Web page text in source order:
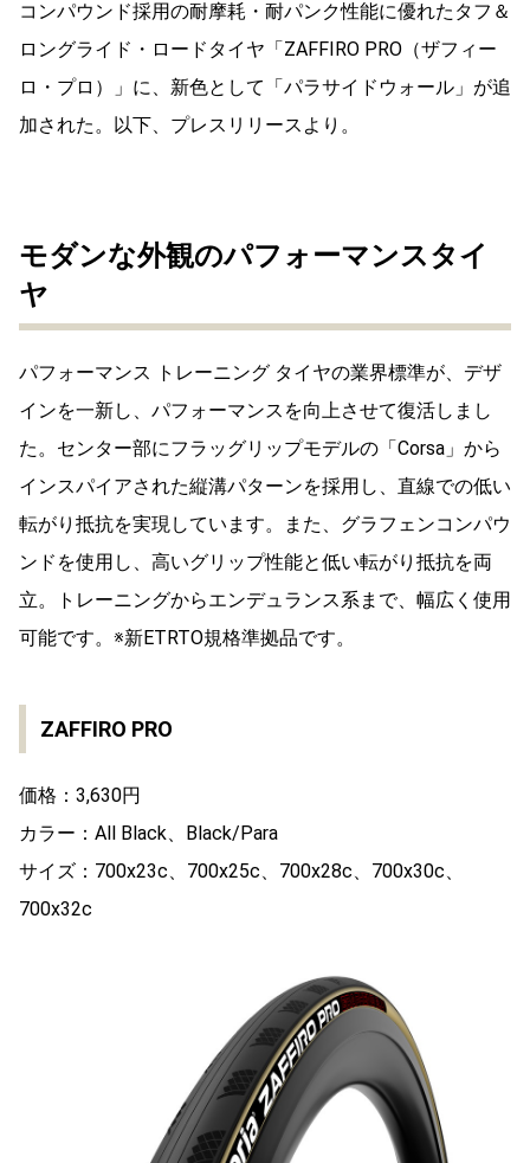
コンパウンド採用の耐摩耗・耐パンク性能に優れたタフ＆
ロングライド・ロードタイヤ「ZAFFIRO PRO（ザフィー
ロ・プロ）」に、新色として「パラサイドウォール」が追
加された。以下、プレスリリースより。
モダンな外観のパフォーマンスタイ
ヤ
パフォーマンス トレーニング タイヤの業界標準が、デザ
インを一新し、パフォーマンスを向上させて復活しまし
た。センター部にフラッグリップモデルの「Corsa」から
インスパイアされた縦溝パターンを採用し、直線での低い
転がり抵抗を実現しています。また、グラフェンコンパウ
ンドを使用し、高いグリップ性能と低い転がり抵抗を両
立。トレーニングからエンデュランス系まで、幅広く使用
可能です。※新ETRTO規格準拠品です。
ZAFFIRO PRO
価格：3,630円
カラー：All Black、Black/Para
サイズ：700x23c、700x25c、700x28c、700x30c、
700x32c